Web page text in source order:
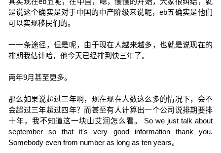
是说这个确实是对于中国的中产阶级来说呢，eb五确实是他们
可以实现移民们的。
一一条途径，但是呢，由于现在人越来越多，也就是说现在的
排期我估计哈，他今天已经排到快三年了。
两年9月甚至更多。
那么如果说超过三年啊，现在现在人数这么多的情况下，会不
会超过三年超过四年？而甚至有人计算出一个公司说排期要排
十年，我不知道这一块山艾润怎么看。 So we just talk about
september so that it's very good information thank you.
Somebody even from number as long as ten years。